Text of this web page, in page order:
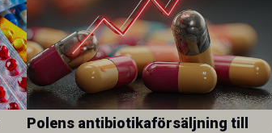
Polens antibiotikaförsäljning till